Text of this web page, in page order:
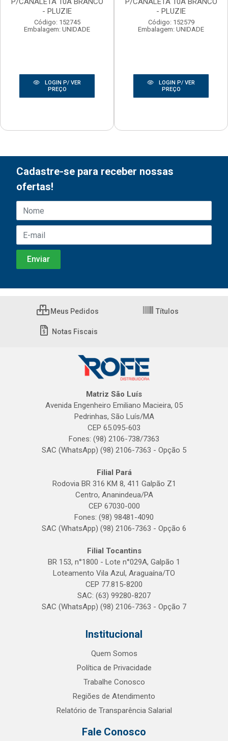
- PLUZIE
Código: 152745
Embalagem: UNIDADE
LOGIN P/ VER
PREÇO
- PLUZIE
Código: 152579
Embalagem: UNIDADE
LOGIN P/ VER
PREÇO
Cadastre-se para receber nossas
ofertas!
Meus Pedidos Títulos
Notas Fiscais
Matriz São Luís
Avenida Engenheiro Emiliano Macieira, 05
Pedrinhas, São Luís/MA
CEP 65.095-603
Fones: (98) 2106-738/7363
SAC (WhatsApp) (98) 2106-7363 - Opção 5
Filial Pará
Rodovia BR 316 KM 8, 411 Galpão Z1
Centro, Ananindeua/PA
CEP 67030-000
Fones: (98) 98481-4090
SAC (WhatsApp) (98) 2106-7363 - Opção 6
Filial Tocantins
BR 153, n°1800 - Lote n°029A, Galpão 1
Loteamento Vila Azul, Araguaína/TO
CEP 77.815-8200
SAC: (63) 99280-8207
SAC (WhatsApp) (98) 2106-7363 - Opção 7
Institucional
Quem Somos
Política de Privacidade
Trabalhe Conosco
Regiões de Atendimento
Relatório de Transparência Salarial
Fale Conosco